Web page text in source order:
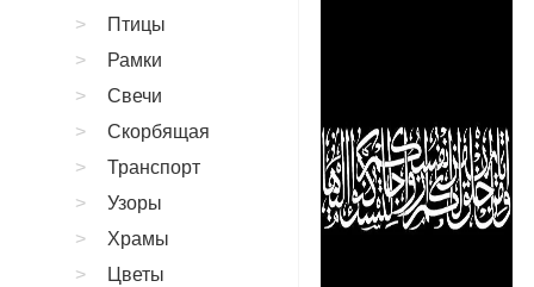
Птицы
Рамки
Свечи
Скорбящая
Транспорт
Узоры
Храмы
Цветы